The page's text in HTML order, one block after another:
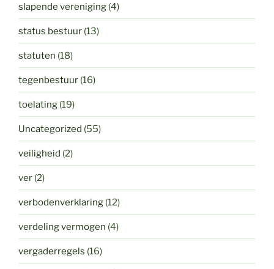
slapende vereniging (4)
status bestuur (13)
statuten (18)
tegenbestuur (16)
toelating (19)
Uncategorized (55)
veiligheid (2)
ver (2)
verbodenverklaring (12)
verdeling vermogen (4)
vergaderregels (16)